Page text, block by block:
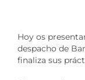
Hoy os
despacho de
finaliza sus